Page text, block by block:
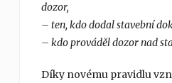
dozor,
– ten, kdo dodal stavební
– kdo prováděl dozor nad
Díky novému pravidlu